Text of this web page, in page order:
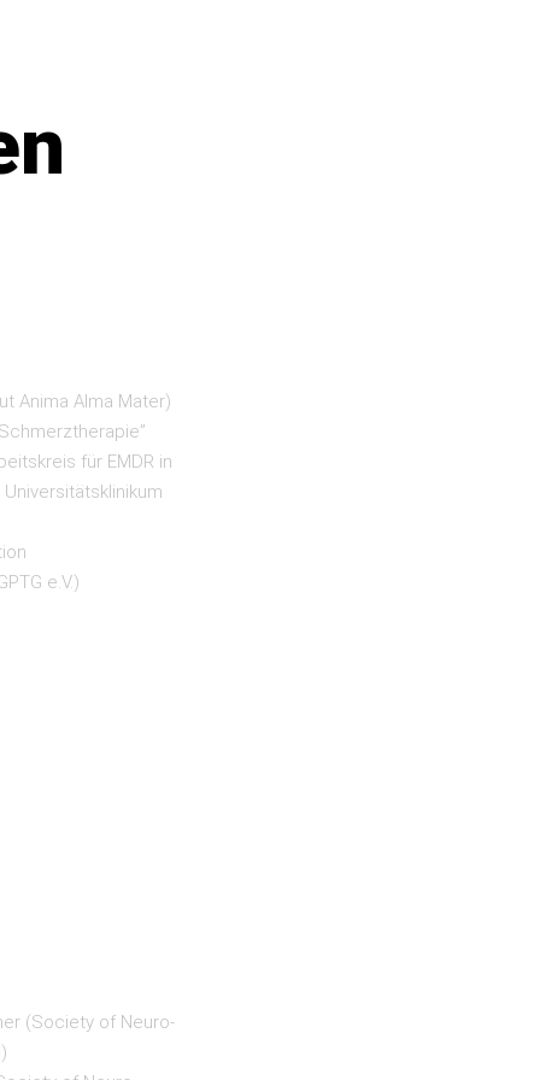
Anima Alma Mater)
für EMDR in
e.V.)
(Society of Neuro-